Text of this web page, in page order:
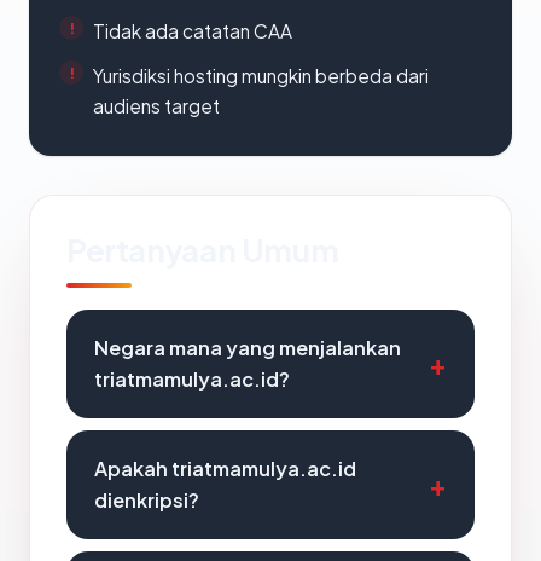
Tidak ada catatan CAA
Yurisdiksi hosting mungkin berbeda dari
audiens target
Negara mana yang menjalankan
triatmamulya.ac.id?
Apakah triatmamulya.ac.id
dienkripsi?